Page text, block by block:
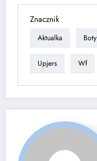
Znacznik
Aktualka Boty
Upjers Wf